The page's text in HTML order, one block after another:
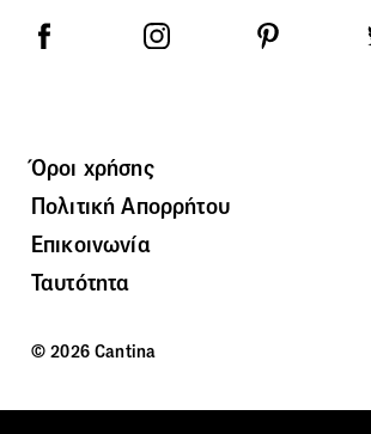
Όροι χρήσης
Πολιτική Απορρήτου
Επικοινωνία
Ταυτότητα
© 2026 Cantina